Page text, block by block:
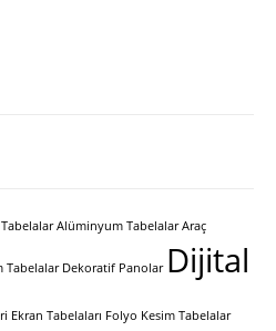
Alüminyum Tabelalar Araç
Tabelalar Dekoratif Panolar Dijital
Ekran Tabelaları Folyo Kesim Tabelalar